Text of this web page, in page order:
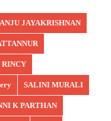
JAYAKRISHNAN
RINCY
SALINI MURALI
K PARTHAN